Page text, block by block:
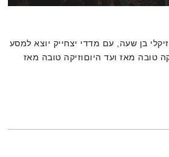
בן שעה, עם מדדי יצחייק יוצא למסע
טובה מאז ועד היוםוזיקה טובה מאז